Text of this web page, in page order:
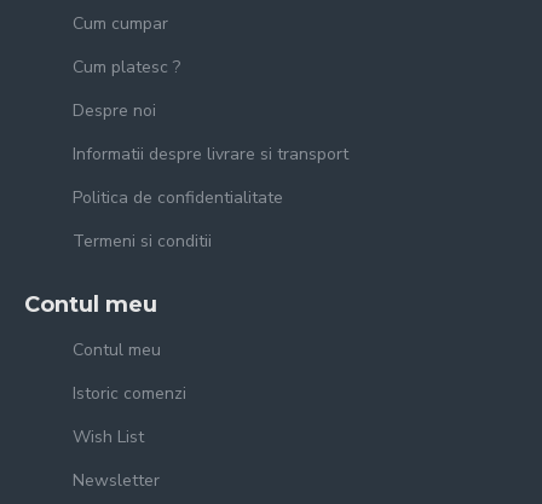
Cum cumpar
Cum platesc ?
Despre noi
Informatii despre livrare si transport
Politica de confidentialitate
Termeni si conditii
Contul meu
Contul meu
Istoric comenzi
Wish List
Newsletter